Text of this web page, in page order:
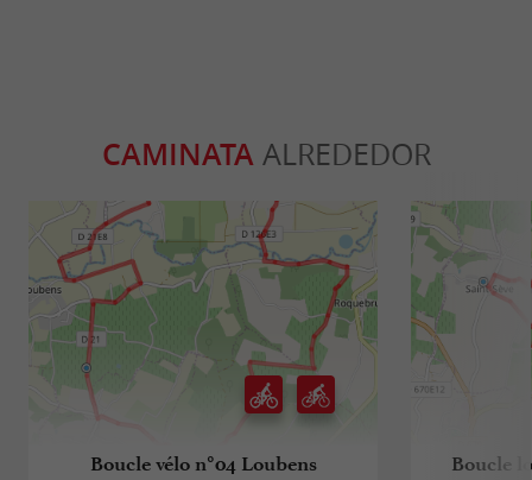
CAMINATAALREDEDOR
Boucle vélo n°04 Loubens Boucle